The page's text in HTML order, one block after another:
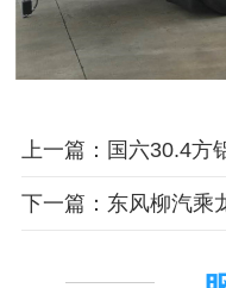
下一篇：东风柳汽乘